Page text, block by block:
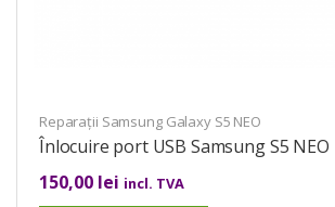
Reparații Samsung Galaxy S5 NEO
Înlocuire port USB Samsung S5 NEO
150,00 lei incl. TVA